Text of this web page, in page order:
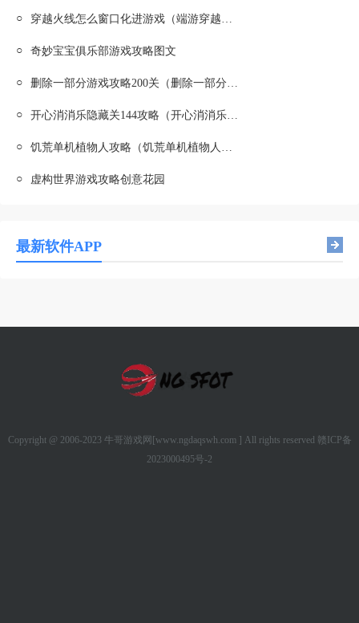
○ 穿越火线怎么窗口化进游戏（端游穿越火线怎么窗口化）
○ 奇妙宝宝俱乐部游戏攻略图文
○ 删除一部分游戏攻略200关（删除一部分第60关怎么过）
○ 开心消消乐隐藏关144攻略（开心消消乐隐藏关144攻略视频教程）
○ 饥荒单机植物人攻略（饥荒单机植物人攻略大全）
○ 虚构世界游戏攻略创意花园
最新软件APP
Copyright @ 2006-2023 牛哥游戏网[www.ngdaqswh.com ] All rights reserved 赣ICP备
2023000495号-2